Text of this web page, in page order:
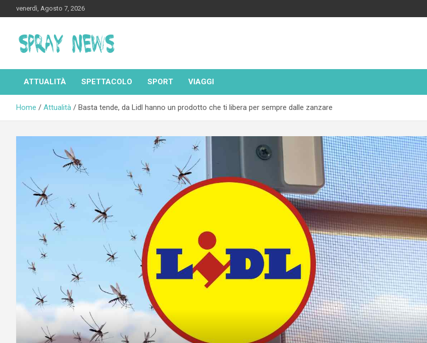
to
venerdì, Agosto 7, 2026
Spraynews.it
ATTUALITÀ SPETTACOLO SPORT VIAGGI
Home Attualità Basta tende, da Lidl hanno un prodotto che ti libera per sempre dalle zanzare